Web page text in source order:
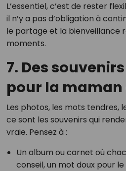
L’essentiel, c’est de rester
il n’y a pas d’obligation à
le partage et la bienveillance
moments.
7. Des
pour la maman
Les photos, les mots tendres,
ce sont les souvenirs qui
vraie. Pensez à :
Un album ou carnet où
conseil, un mot doux pour